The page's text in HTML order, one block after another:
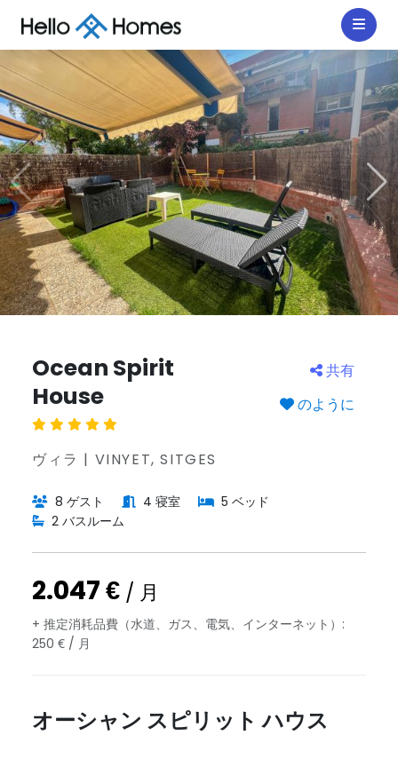
Ocean Spirit
House
共有
のように
ヴィラ | VINYET, SITGES
8 ゲスト 4 寝室
5 ベッド
2 バスルーム
2.047 € / 月
+ 推定消耗品費（水道、ガス、電気、インターネット）:
250 € / 月
オーシャン スピリット ハウス